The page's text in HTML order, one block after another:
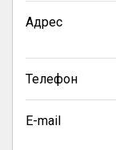
Адрес
Телефон
E-mail